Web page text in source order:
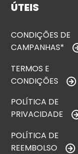
ÚTEIS
CONDIÇÕES DE
CAMPANHAS*
TERMOS E
CONDIÇÕES
POLÍTICA DE
PRIVACIDADE
POLÍTICA DE
REEMBOLSO